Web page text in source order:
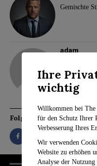
Gemischte
adam
Folgen Sie
Ihre
wichtig
Willkommen bei The
für den Schutz Ihrer
Verbesserung Ihres
Wir verwenden
Website zu erhöhen
Analyse der Nutzung